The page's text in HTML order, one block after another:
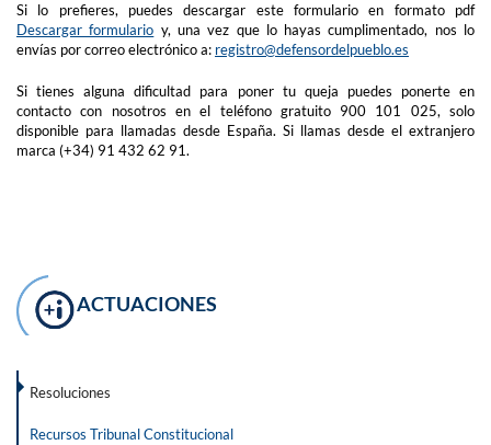
Si lo prefieres, puedes descargar este formulario en formato pdf
Descargar formulario y, una vez que lo hayas cumplimentado, nos lo
envías por correo electrónico a: registro@defensordelpueblo.es
Si tienes alguna dificultad para poner tu queja puedes ponerte en
contacto con nosotros en el teléfono gratuito 900 101 025, solo
disponible para llamadas desde España. Si llamas desde el extranjero
marca (+34) 91 432 62 91.
ACTUACIONES
Resoluciones
Recursos Tribunal Constitucional